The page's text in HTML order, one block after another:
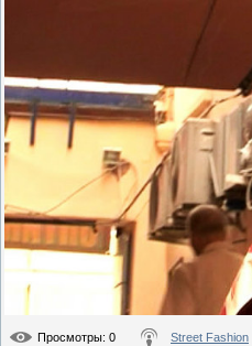
Просмотры: 0 Street Fashion